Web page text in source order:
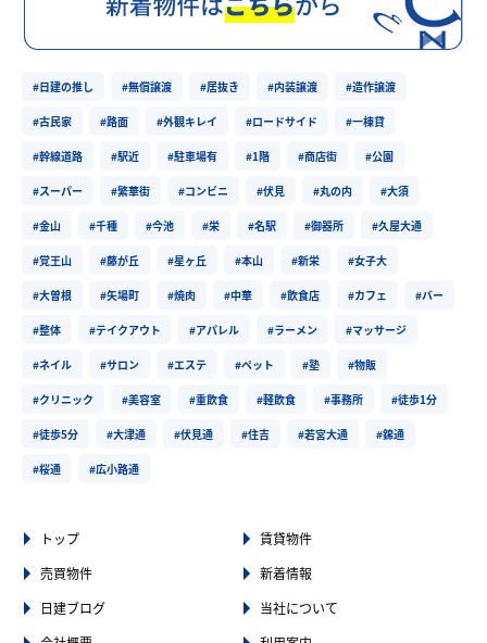
#日建の推し #無償譲渡 #居抜き #内装譲渡 #造作譲渡
#古民家 #路面 #外観キレイ #ロードサイド #一棟貸
#幹線道路 #駅近 #駐車場有 #1階 #商店街 #公園
#スーパー #繁華街 #コンビニ #伏見 #丸の内 #大須
#金山 #千種 #今池 #栄 #名駅 #御器所 #久屋大通
#覚王山 #藤が丘 #星ヶ丘 #本山 #新栄 #女子大
#大曽根 #矢場町 #焼肉 #中華 #飲食店 #カフェ #バー
#整体 #テイクアウト #アパレル #ラーメン #マッサージ
#ネイル #サロン #エステ #ペット #塾 #物販
#クリニック #美容室 #重飲食 #軽飲食 #事務所 #徒歩1分
#徒歩5分 #大津通 #伏見通 #住吉 #若宮大通 #錦通
#桜通 #広小路通
トップ
賃貸物件
売買物件
新着情報
日建ブログ
当社について